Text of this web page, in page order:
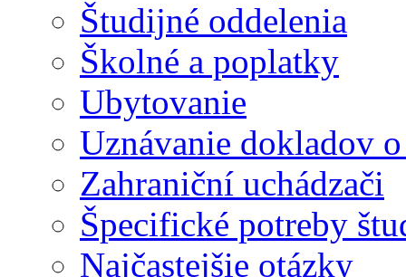
Študijné oddelenia
Školné a poplatky
Ubytovanie
Uznávanie dokladov
Zahraniční uchádzači
Špecifické potreby
Najčastejšie otázky